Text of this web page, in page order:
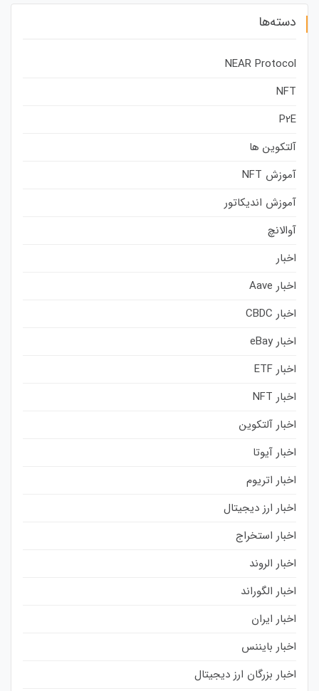
دسته‌ها
NEAR Protocol
NFT
P2E
آلتکوین ها
آموزش NFT
آموزش اندیکاتور
آوالانچ
اخبار
اخبار Aave
اخبار CBDC
اخبار eBay
اخبار ETF
اخبار NFT
اخبار آلتکوین
اخبار آیوتا
اخبار اتریوم
اخبار ارز دیجیتال
اخبار استخراج
اخبار الروند
اخبار الگوراند
اخبار ایران
اخبار بایننس
اخبار بزرگان ارز دیجیتال